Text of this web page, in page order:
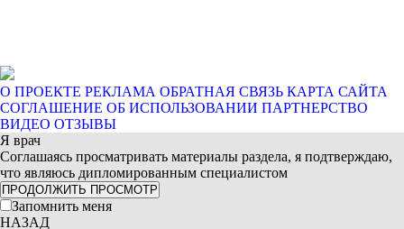
О ПРОЕКТЕ РЕКЛАМА ОБРАТНАЯ СВЯЗЬ КАРТА САЙТА
СОГЛАШЕНИЕ ОБ ИСПОЛЬЗОВАНИИ ПАРТНЕРСТВО
ВИДЕО ОТЗЫВЫ
Я врач
Соглашаясь просматривать материалы раздела, я подтверждаю,
что являюсь дипломированным специалистом
ПРОДОЛЖИТЬ ПРОСМОТР
Запомнить меня
НАЗАД